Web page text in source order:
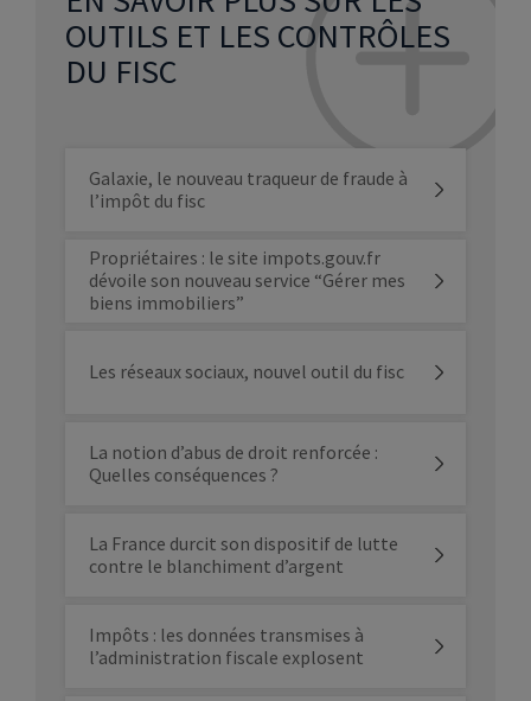
OUTILS ET LES CONTRÔLES
DU FISC
Galaxie, le nouveau traqueur de fraude à
l’impôt du fisc
Propriétaires : le site impots.gouv.fr
dévoile son nouveau service “Gérer mes
biens immobiliers”
Les réseaux sociaux, nouvel outil du fisc
La notion d’abus de droit renforcée :
Quelles conséquences ?
La France durcit son dispositif de lutte
contre le blanchiment d’argent
Impôts : les données transmises à
l’administration fiscale explosent